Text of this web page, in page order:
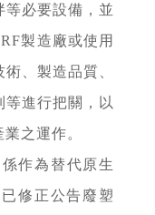
必要設備，並
製造廠或使用
、製造品質、
進行把關，以
之運作。
作為替代原生
修正公告廢塑